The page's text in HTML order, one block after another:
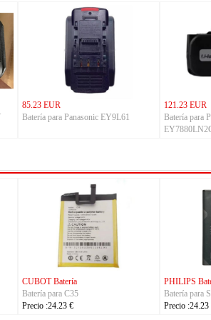
85.23 EUR
Batería para Panasonic EY9L61
121.23 EUR
Batería para
FUJITSU Batería
Batería para RA54310-0101
Precio :24.23 €